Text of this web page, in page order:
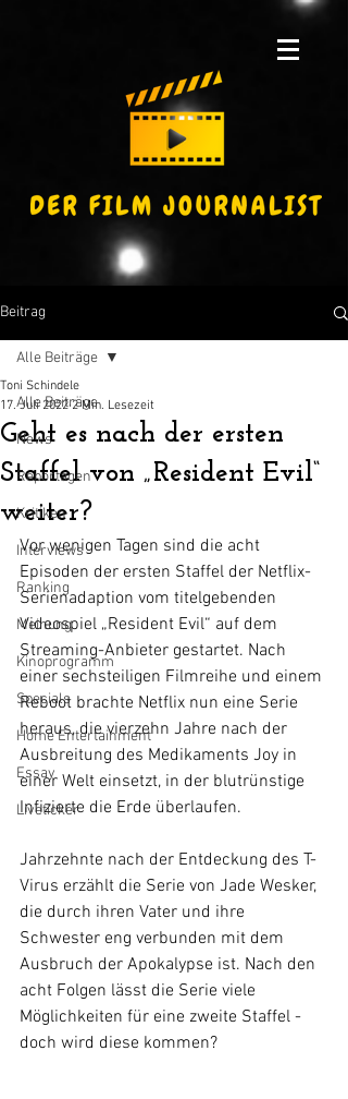
Beitrag
Alle Beiträge
News
Reportagen
Kritiken
Interviews
Ranking
Meinung
Kinoprogramm
Specials
Home Entertainment
Essay
Liveticker
Alle Beiträge
Geht es nach der ersten
Staffel von „Resident Evil“
weiter?
Toni Schindele
17. Juli 2022 2 Min. Lesezeit
Vor wenigen Tagen sind die acht
Episoden der ersten Staffel der Netflix-
Serienadaption vom titelgebenden
Videospiel „Resident Evil“ auf dem
Streaming-Anbieter gestartet. Nach
einer sechsteiligen Filmreihe und einem
Reboot brachte Netflix nun eine Serie
heraus, die vierzehn Jahre nach der
Ausbreitung des Medikaments Joy in
einer Welt einsetzt, in der blutrünstige
Infizierte die Erde überlaufen.
Jahrzehnte nach der Entdeckung des T-
Virus erzählt die Serie von Jade Wesker,
die durch ihren Vater und ihre
Schwester eng verbunden mit dem
Ausbruch der Apokalypse ist. Nach den
acht Folgen lässt die Serie viele
Möglichkeiten für eine zweite Staffel -
doch wird diese kommen?